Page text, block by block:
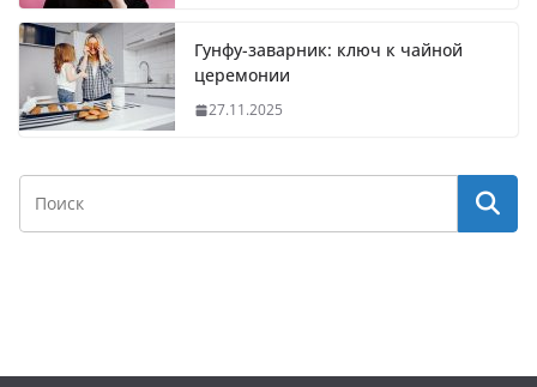
Гунфу-заварник: ключ к чайной
церемонии
27.11.2025